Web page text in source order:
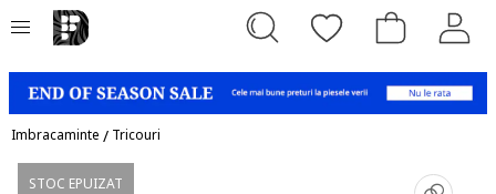
Imbracaminte / Tricouri
STOC EPUIZAT